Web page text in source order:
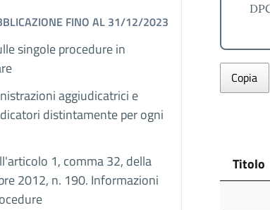
FINO AL 31/12/2023
singole procedure in
aggiudicatrici e
distintamente per ogni
1, comma 32, della
2012, n. 190. Informazioni
Copia
Titolo